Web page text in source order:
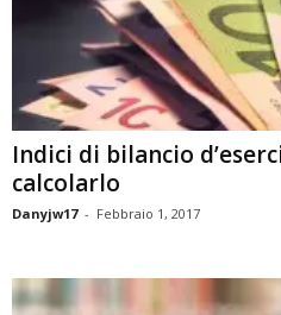
Indici di bilancio
calcolarlo
Danyjw17 - Febbraio 1, 2017